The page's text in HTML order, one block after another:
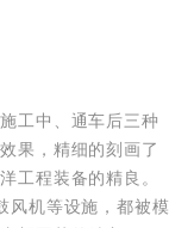
工中、通车后三种
果，精细的刻画了
工程装备的精良。
风机等设施，都被模